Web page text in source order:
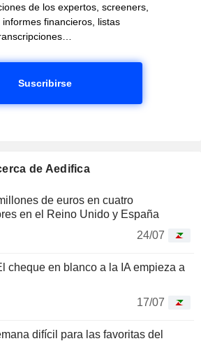
de los expertos, screeners,
informes financieros, listas
Suscribirse
de Aedifica
de euros en cuatro
en el Reino Unido y España
24/07
cheque en blanco a la IA empieza a
17/07
difícil para las favoritas del